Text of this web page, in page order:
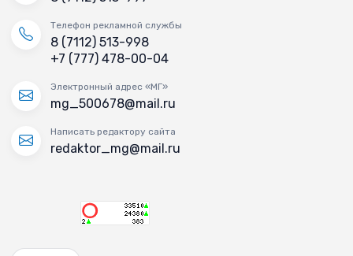
Телефон рекламной службы
8 (7112) 513-998
+7 (777) 478-00-04
Электронный адрес «МГ»
mg_500678@mail.ru
Написать редактору сайта
redaktor_mg@mail.ru